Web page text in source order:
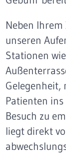
Neben
unseren
Stationen
Patienten
Besuch zu
liegt direkt